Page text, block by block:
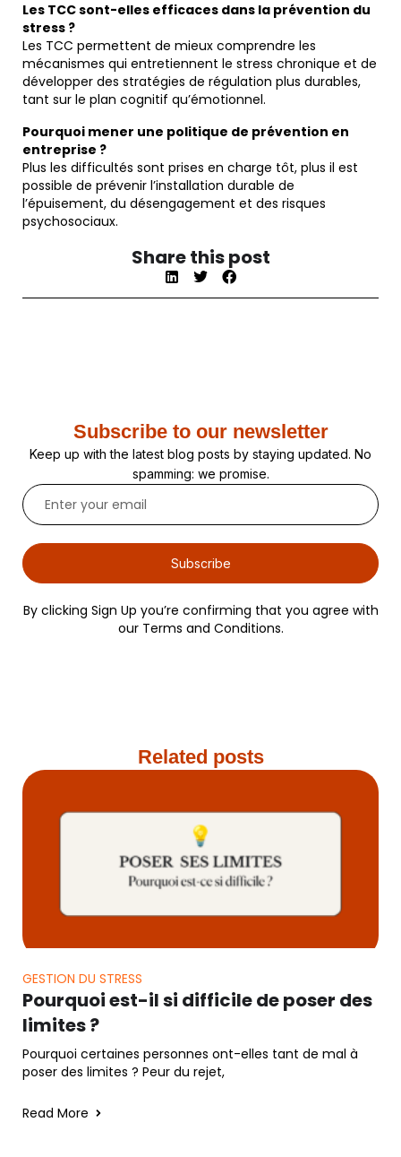
Les TCC sont-elles efficaces dans la prévention du
stress ?
Les TCC permettent de mieux comprendre les
mécanismes qui entretiennent le stress chronique et de
développer des stratégies de régulation plus durables,
tant sur le plan cognitif qu’émotionnel.
Pourquoi mener une politique de prévention en
entreprise ?
Plus les difficultés sont prises en charge tôt, plus il est
possible de prévenir l’installation durable de
l’épuisement, du désengagement et des risques
psychosociaux.
Share this post
Subscribe to our newsletter
Keep up with the latest blog posts by staying updated. No
spamming: we promise.
Subscribe
By clicking Sign Up you’re confirming that you agree with
our Terms and Conditions.
Related posts
GESTION DU STRESS
Pourquoi est-il si difficile de poser des
limites ?
Pourquoi certaines personnes ont-elles tant de mal à
poser des limites ? Peur du rejet,
Read More